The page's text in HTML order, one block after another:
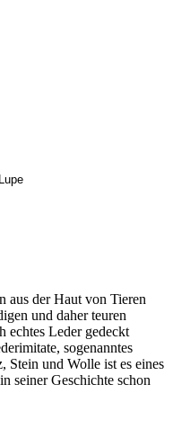
aus der Haut von Tieren
und daher teuren
echtes Leder gedeckt
sogenanntes
Stein und Wolle ist es eines
seiner Geschichte schon